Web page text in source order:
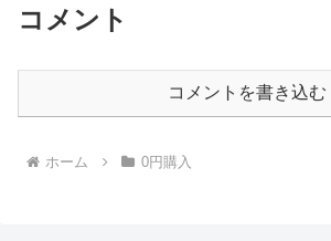
コメント
コメントを書き込む
ホーム 0円購入